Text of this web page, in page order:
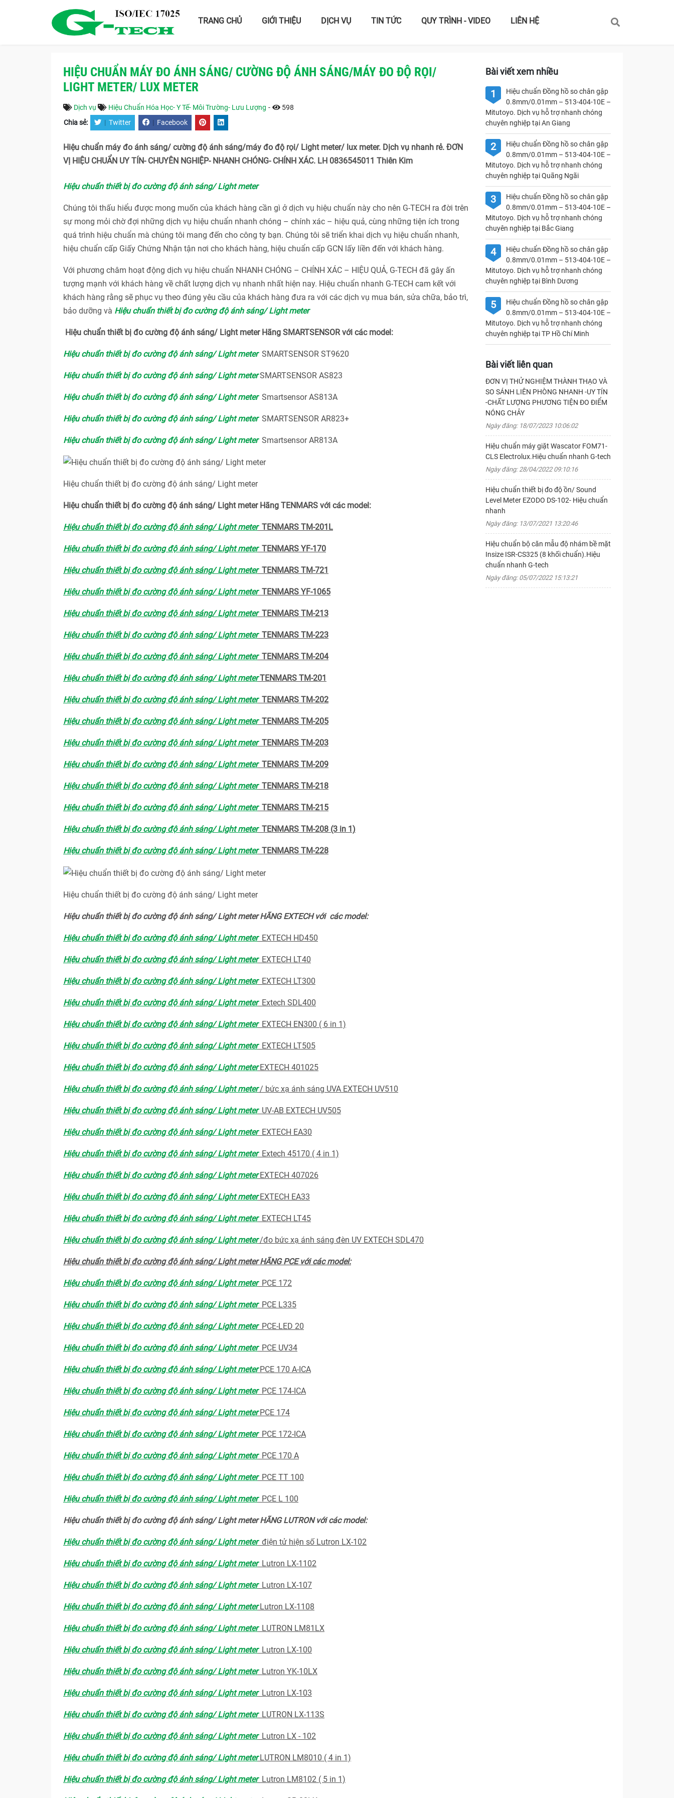
TRANG CHỦ GIỚI THIỆU DỊCH VỤ TIN TỨC QUY TRÌNH - VIDEO LIÊN HỆ
HIỆU CHUẨN MÁY ĐO ÁNH SÁNG/ CƯỜNG ĐỘ ÁNH SÁNG/MÁY ĐO ĐỘ RỌI/
LIGHT METER/ LUX METER
Dịch vụ Hiệu Chuẩn Hóa Học- Y Tế- Môi Trường- Lưu Lượng - 598
Chia sẻ: | Twitter | Facebook
Hiệu chuẩn máy đo ánh sáng/ cường độ ánh sáng/máy đo độ rọi/ Light meter/ lux meter. Dịch vụ nhanh rẻ. ĐƠN
VỊ HIỆU CHUẨN UY TÍN- CHUYÊN NGHIỆP- NHANH CHÓNG- CHÍNH XÁC. LH 0836545011 Thiên Kim
Hiệu chuẩn thiết bị đo cường độ ánh sáng/ Light meter
Chúng tôi thấu hiểu được mong muốn của khách hàng cần gì ở dịch vụ hiệu chuẩn này cho nên G-TECH ra đời trên
sự mong mỏi chờ đợi những dịch vụ hiệu chuẩn nhanh chóng – chính xác – hiệu quả, cùng những tiện ích trong
quá trình hiệu chuẩn mà chúng tôi mang đến cho công ty bạn. Chúng tôi sẽ triển khai dịch vụ hiệu chuẩn nhanh,
hiệu chuẩn cấp Giấy Chứng Nhận tận nơi cho khách hàng, hiệu chuẩn cấp GCN lấy liền đến với khách hàng.
Với phương châm hoạt động dịch vụ hiệu chuẩn NHANH CHÓNG – CHÍNH XÁC – HIỆU QUẢ, G-TECH đã gây ấn
tượng mạnh với khách hàng về chất lượng dịch vụ nhanh nhất hiện nay. Hiệu chuẩn nhanh G-TECH cam kết với
khách hàng rằng sẽ phục vụ theo đúng yêu cầu của khách hàng đưa ra với các dịch vụ mua bán, sửa chữa, bảo trì,
bảo dưỡng và Hiệu chuẩn thiết bị đo cường độ ánh sáng/ Light meter
Hiệu chuẩn thiết bị đo cường độ ánh sáng/ Light meter Hãng SMARTSENSOR với các model:
Hiệu chuẩn thiết bị đo cường độ ánh sáng/ Light meterSMARTSENSOR ST9620
Hiệu chuẩn thiết bị đo cường độ ánh sáng/ Light meterSMARTSENSOR AS823
Hiệu chuẩn thiết bị đo cường độ ánh sáng/ Light meterSmartsensor AS813A
Hiệu chuẩn thiết bị đo cường độ ánh sáng/ Light meterSMARTSENSOR AR823+
Hiệu chuẩn thiết bị đo cường độ ánh sáng/ Light meterSmartsensor AR813A
Hiệu chuẩn thiết bị đo cường độ ánh sáng/ Light meter
Hiệu chuẩn thiết bị đo cường độ ánh sáng/ Light meter Hãng TENMARS với các model:
Hiệu chuẩn thiết bị đo cường độ ánh sáng/ Light meterTENMARS TM-201L
Hiệu chuẩn thiết bị đo cường độ ánh sáng/ Light meterTENMARS YF-170
Hiệu chuẩn thiết bị đo cường độ ánh sáng/ Light meterTENMARS TM-721
Hiệu chuẩn thiết bị đo cường độ ánh sáng/ Light meterTENMARS YF-1065
Hiệu chuẩn thiết bị đo cường độ ánh sáng/ Light meterTENMARS TM-213
Hiệu chuẩn thiết bị đo cường độ ánh sáng/ Light meterTENMARS TM-223
Hiệu chuẩn thiết bị đo cường độ ánh sáng/ Light meterTENMARS TM-204
Hiệu chuẩn thiết bị đo cường độ ánh sáng/ Light meterTENMARS TM-201
Hiệu chuẩn thiết bị đo cường độ ánh sáng/ Light meterTENMARS TM-202
Hiệu chuẩn thiết bị đo cường độ ánh sáng/ Light meterTENMARS TM-205
Hiệu chuẩn thiết bị đo cường độ ánh sáng/ Light meterTENMARS TM-203
Hiệu chuẩn thiết bị đo cường độ ánh sáng/ Light meterTENMARS TM-209
Hiệu chuẩn thiết bị đo cường độ ánh sáng/ Light meterTENMARS TM-218
Hiệu chuẩn thiết bị đo cường độ ánh sáng/ Light meterTENMARS TM-215
Hiệu chuẩn thiết bị đo cường độ ánh sáng/ Light meterTENMARS TM-208 (3 in 1)
Hiệu chuẩn thiết bị đo cường độ ánh sáng/ Light meterTENMARS TM-228
Hiệu chuẩn thiết bị đo cường độ ánh sáng/ Light meter
Hiệu chuẩn thiết bị đo cường độ ánh sáng/ Light meter HÃNG EXTECH với các model:
Hiệu chuẩn thiết bị đo cường độ ánh sáng/ Light meterEXTECH HD450
Hiệu chuẩn thiết bị đo cường độ ánh sáng/ Light meterEXTECH LT40
Hiệu chuẩn thiết bị đo cường độ ánh sáng/ Light meterEXTECH LT300
Hiệu chuẩn thiết bị đo cường độ ánh sáng/ Light meterExtech SDL400
Hiệu chuẩn thiết bị đo cường độ ánh sáng/ Light meterEXTECH EN300 ( 6 in 1)
Hiệu chuẩn thiết bị đo cường độ ánh sáng/ Light meterEXTECH LT505
Hiệu chuẩn thiết bị đo cường độ ánh sáng/ Light meterEXTECH 401025
Hiệu chuẩn thiết bị đo cường độ ánh sáng/ Light meter/ bức xạ ánh sáng UVA EXTECH UV510
Hiệu chuẩn thiết bị đo cường độ ánh sáng/ Light meterUV-AB EXTECH UV505
Hiệu chuẩn thiết bị đo cường độ ánh sáng/ Light meterEXTECH EA30
Hiệu chuẩn thiết bị đo cường độ ánh sáng/ Light meterExtech 45170 ( 4 in 1)
Hiệu chuẩn thiết bị đo cường độ ánh sáng/ Light meterEXTECH 407026
Hiệu chuẩn thiết bị đo cường độ ánh sáng/ Light meterEXTECH EA33
Hiệu chuẩn thiết bị đo cường độ ánh sáng/ Light meterEXTECH LT45
Hiệu chuẩn thiết bị đo cường độ ánh sáng/ Light meter/đo bức xạ ánh sáng đèn UV EXTECH SDL470
Hiệu chuẩn thiết bị đo cường độ ánh sáng/ Light meter HÃNG PCE với các model:
Hiệu chuẩn thiết bị đo cường độ ánh sáng/ Light meterPCE 172
Hiệu chuẩn thiết bị đo cường độ ánh sáng/ Light meterPCE L335
Hiệu chuẩn thiết bị đo cường độ ánh sáng/ Light meterPCE-LED 20
Hiệu chuẩn thiết bị đo cường độ ánh sáng/ Light meterPCE UV34
Hiệu chuẩn thiết bị đo cường độ ánh sáng/ Light meterPCE 170 A-ICA
Hiệu chuẩn thiết bị đo cường độ ánh sáng/ Light meterPCE 174-ICA
Hiệu chuẩn thiết bị đo cường độ ánh sáng/ Light meterPCE 174
Hiệu chuẩn thiết bị đo cường độ ánh sáng/ Light meterPCE 172-ICA
Hiệu chuẩn thiết bị đo cường độ ánh sáng/ Light meterPCE 170 A
Hiệu chuẩn thiết bị đo cường độ ánh sáng/ Light meterPCE TT 100
Hiệu chuẩn thiết bị đo cường độ ánh sáng/ Light meterPCE L 100
Hiệu chuẩn thiết bị đo cường độ ánh sáng/ Light meter HÃNG LUTRON với các model:
Hiệu chuẩn thiết bị đo cường độ ánh sáng/ Light meterđiện tử hiện số Lutron LX-102
Hiệu chuẩn thiết bị đo cường độ ánh sáng/ Light meterLutron LX-1102
Hiệu chuẩn thiết bị đo cường độ ánh sáng/ Light meterLutron LX-107
Hiệu chuẩn thiết bị đo cường độ ánh sáng/ Light meterLutron LX-1108
Hiệu chuẩn thiết bị đo cường độ ánh sáng/ Light meterLUTRON LM81LX
Hiệu chuẩn thiết bị đo cường độ ánh sáng/ Light meterLutron LX-100
Hiệu chuẩn thiết bị đo cường độ ánh sáng/ Light meterLutron YK-10LX
Hiệu chuẩn thiết bị đo cường độ ánh sáng/ Light meterLutron LX-103
Hiệu chuẩn thiết bị đo cường độ ánh sáng/ Light meterLUTRON LX-113S
Hiệu chuẩn thiết bị đo cường độ ánh sáng/ Light meterLutron LX - 102
Hiệu chuẩn thiết bị đo cường độ ánh sáng/ Light meterLUTRON LM8010 ( 4 in 1)
Hiệu chuẩn thiết bị đo cường độ ánh sáng/ Light meterLutron LM8102 ( 5 in 1)
Bài viết xem nhiều
1
Hiệu chuẩn Đồng hồ so chân gập
0.8mm/0.01mm – 513-404-10E –
Mitutoyo. Dịch vụ hỗ trợ nhanh chóng
chuyên nghiệp tại An Giang
2
Hiệu chuẩn Đồng hồ so chân gập
0.8mm/0.01mm – 513-404-10E –
Mitutoyo. Dịch vụ hỗ trợ nhanh chóng
chuyên nghiệp tại Quãng Ngãi
3
Hiệu chuẩn Đồng hồ so chân gập
0.8mm/0.01mm – 513-404-10E –
Mitutoyo. Dịch vụ hỗ trợ nhanh chóng
chuyên nghiệp tại Bắc Giang
4
Hiệu chuẩn Đồng hồ so chân gập
0.8mm/0.01mm – 513-404-10E –
Mitutoyo. Dịch vụ hỗ trợ nhanh chóng
chuyên nghiệp tại Bình Dương
5
Hiệu chuẩn Đồng hồ so chân gập
0.8mm/0.01mm – 513-404-10E –
Mitutoyo. Dịch vụ hỗ trợ nhanh chóng
chuyên nghiệp tại TP Hồ Chí Minh
Bài viết liên quan
ĐƠN VỊ THỬ NGHIỆM THÀNH THẠO VÀ
SO SÁNH LIÊN PHÒNG NHANH -UY TÍN
-CHẤT LƯỢNG PHƯƠNG TIỆN ĐO ĐIỂM
NÓNG CHẢY
Ngày đăng: 18/07/2023 10:06:02
Hiệu chuẩn máy giặt Wascator FOM71-
CLS Electrolux.Hiệu chuẩn nhanh G-tech
Ngày đăng: 28/04/2022 09:10:16
Hiệu chuẩn thiết bị đo độ ồn/ Sound
Level Meter EZODO DS-102- Hiệu chuẩn
nhanh
Ngày đăng: 13/07/2021 13:20:46
Hiệu chuẩn bộ căn mẫu độ nhám bề mặt
Insize ISR-CS325 (8 khối chuẩn).Hiệu
chuẩn nhanh G-tech
Ngày đăng: 05/07/2022 15:13:21